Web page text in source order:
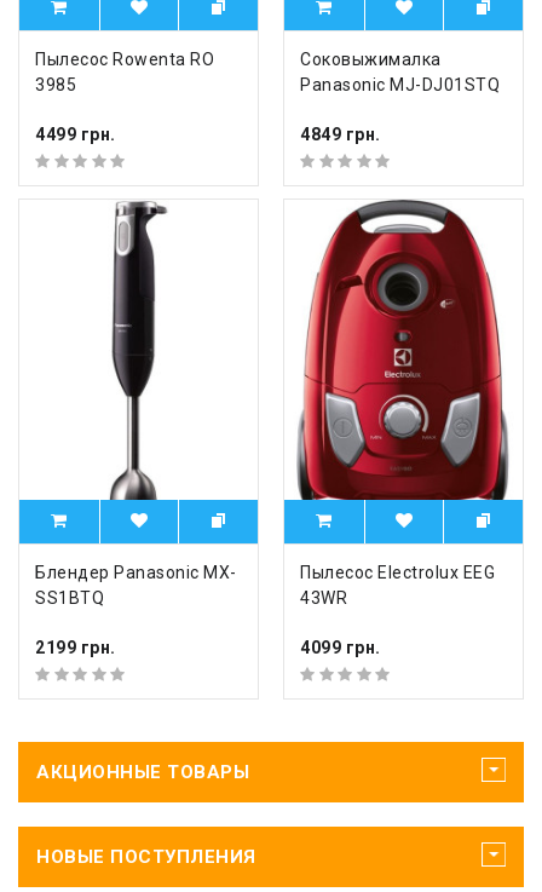
Пылесос Rowenta RO
3985
4499 грн.
Соковыжималка
Panasonic MJ-DJ01STQ
4849 грн.
Блендер Panasonic MX-
SS1BTQ
2199 грн.
Пылесос Electrolux EEG
43WR
4099 грн.
АКЦИОННЫЕ ТОВАРЫ
НОВЫЕ ПОСТУПЛЕНИЯ